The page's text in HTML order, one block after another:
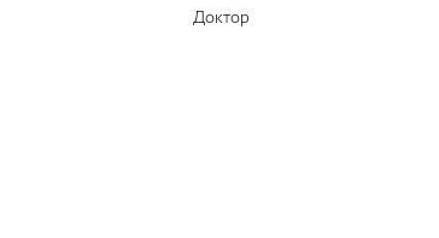
Доктор